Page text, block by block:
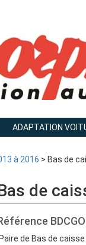
ADAPTATION
à 2016 > Bas de
de
Paire de Bas de caisse